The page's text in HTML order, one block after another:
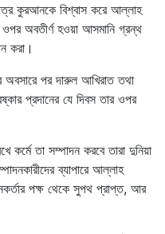
কুরআনকে বিশ্বাস করে আল্লাহ
ওপর অবতীর্ণ হওয়া আসমানি গ্রন্থ
করা।
অবসারে পর দারুল আখিরাত তথা
প্রদানের যে দিবস তার ওপর
কর্মে তা সম্পাদন করবে তারা দুনিয়া
ব্যাপারে আল্লাহ
পক্ষ থেকে সুপথ প্রাপ্ত, আর